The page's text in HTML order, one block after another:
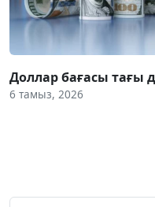
Доллар бағасы тағы
6 тамыз, 2026